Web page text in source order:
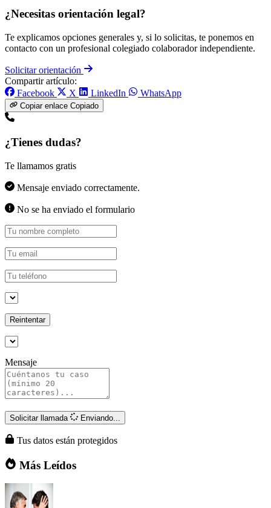
¿Necesitas orientación legal?
Te explicamos opciones generales y, si lo solicitas, te ponemos en
contacto con un profesional colegiado colaborador independiente.
Solicitar orientación
Compartir artículo:
Facebook
X LinkedIn WhatsApp
Copiar enlace Copiado
¿Tienes dudas?
Te llamamos gratis
Mensaje enviado correctamente.
No se ha enviado el formulario
Reintentar
Mensaje
Solicitar llamada Enviando...
Tus datos están protegidos
Más Leídos